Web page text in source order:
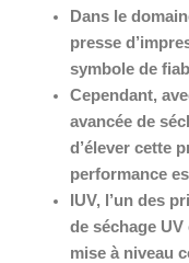
Dans le
presse
symbole de
Cependant,
avancée de
d’élever cette
performance
IUV, l’un des
de séchage
mise à niveau